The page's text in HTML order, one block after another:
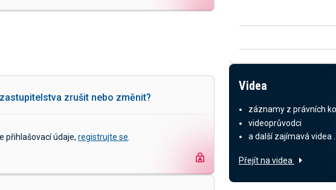
zrušit nebo změnit?
přihlašovací údaje, registrujte se
Videa
záznamy z právních
videoprůvodci
a další zajímavá videa …
Přejít na videa